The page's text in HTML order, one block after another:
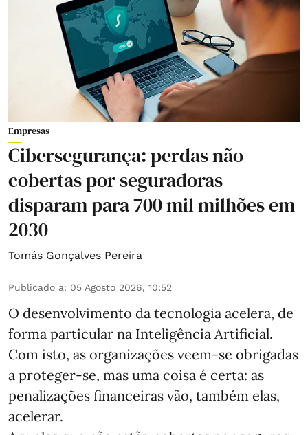
Empresas
Cibersegurança: perdas não
cobertas por seguradoras
disparam para 700 mil milhões em
2030
Tomás Gonçalves Pereira
Publicado a: 05 Agosto 2026, 10:52
O desenvolvimento da tecnologia acelera, de
forma particular na Inteligência Artificial.
Com isto, as organizações veem-se obrigadas
a proteger-se, mas uma coisa é certa: as
penalizações financeiras vão, também elas,
acelerar.